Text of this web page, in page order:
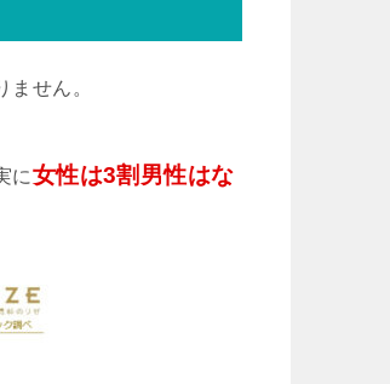
せん。
に女性は3割男性はな